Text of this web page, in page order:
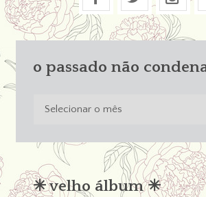
o passado não
condena
✳︎ velho álbum ✳︎